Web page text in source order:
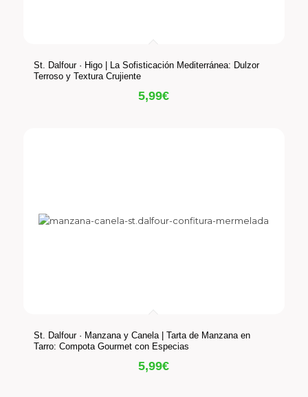
St. Dalfour · Higo | La Sofisticación Mediterránea: Dulzor
Terroso y Textura Crujiente
5,99€
St. Dalfour · Manzana y Canela | Tarta de Manzana en
Tarro: Compota Gourmet con Especias
5,99€